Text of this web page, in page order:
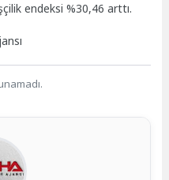
endeksi %30,46 arttı.